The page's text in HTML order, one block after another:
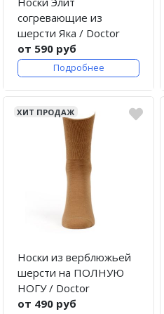
согревающие из
шерсти Яка / Doctor
от 590 руб
Подробнее
ХИТ ПРОДАЖ
Носки из верблюжьей
шерсти на ПОЛНУЮ
НОГУ / Doctor
от 490 руб